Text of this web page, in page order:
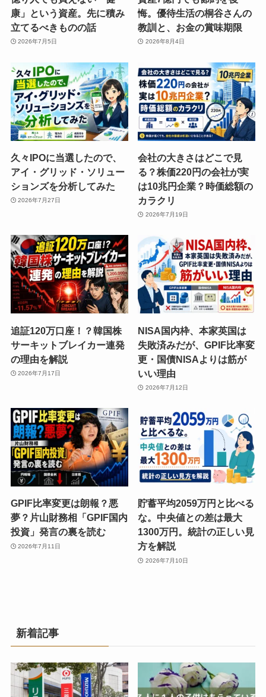
康」という資産。先に積み
立てるべきものの話
2026年7月5日
悔。優待生活の桐谷さんの
教訓と、お金の賞味期限
2026年8月4日
久々IPOに当選したので、
アイ・グリッド・ソリュー
ションズを分析してみた
2026年7月27日
会社の大きさはどこで見
る？株価220円の会社が実
は10兆円企業？時価総額の
カラクリ
2026年7月19日
追証120万口座！？韓国株
サーキットブレイカー連発
の理由を解説
2026年7月17日
NISA国内枠、本家英国は
失敗済みだが、GPIF比率変
更・国債NISAよりは筋が
いい理由
2026年7月12日
GPIF比率変更は朗報？悪
夢？片山財務相「GPIF国内
投資」発言の裏を読む
2026年7月11日
貯蓄平均2059万円と比べる
な。中央値との差は最大
1300万円。統計の正しい見
方を解説
2026年7月10日
新着記事